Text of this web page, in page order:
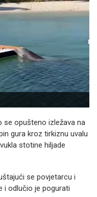
se opušteno izležava na
gura kroz tirkiznu uvalu
stotine hiljade
se povjetarcu i
i odlučio je pogurati